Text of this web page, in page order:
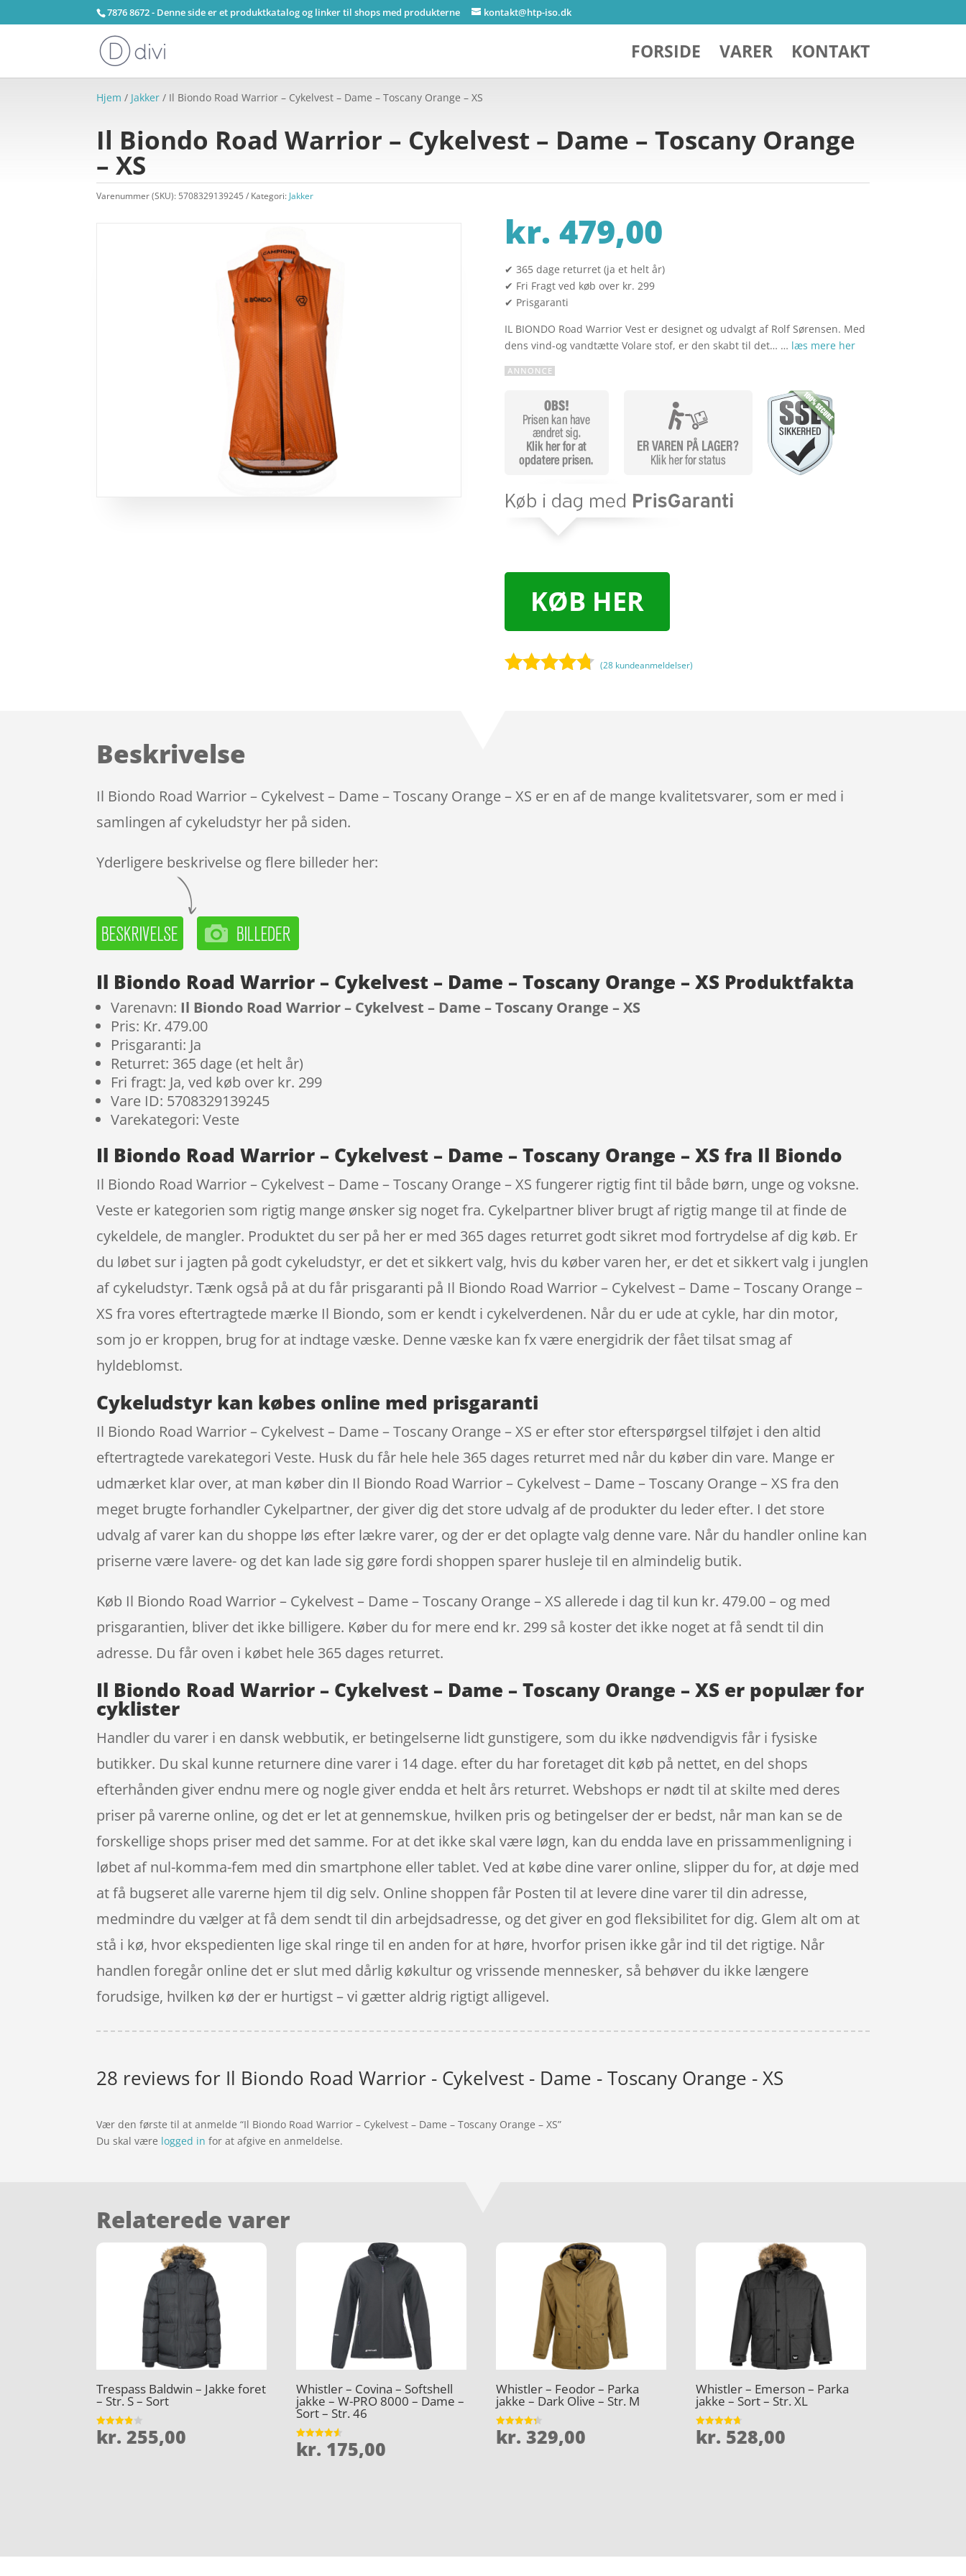
7876 8672 - Denne side er et produktkatalog og linker til shops med produkterne kontakt@htp-iso.dk
FORSIDE VARER KONTAKT
Hjem / Jakker / Il Biondo Road Warrior – Cykelvest – Dame – Toscany Orange – XS
Il Biondo Road Warrior – Cykelvest – Dame – Toscany Orange
– XS
Varenummer (SKU): 5708329139245 Kategori: Jakker
kr. 479,00
✔ 365 dage returret (ja et helt år)
✔ Fri Fragt ved køb over kr. 299
✔ Prisgaranti
IL BIONDO Road Warrior Vest er designet og udvalgt af Rolf Sørensen. Med
dens vind-og vandtætte Volare stof, er den skabt til det… … læs mere her
KØB HER
mmelser
(28 kundeanmeldelser)
Beskrivelse
Il Biondo Road Warrior – Cykelvest – Dame – Toscany Orange – XS er en af de mange kvalitetsvarer, som er med i
samlingen af cykeludstyr her på siden.
Yderligere beskrivelse og flere billeder her:
Il Biondo Road Warrior – Cykelvest – Dame – Toscany Orange – XS Produktfakta
Varenavn: Il Biondo Road Warrior – Cykelvest – Dame – Toscany Orange – XS
Pris: Kr. 479.00
Prisgaranti: Ja
Returret: 365 dage (et helt år)
Fri fragt: Ja, ved køb over kr. 299
Vare ID: 5708329139245
Varekategori: Veste
Il Biondo Road Warrior – Cykelvest – Dame – Toscany Orange – XS fra Il Biondo
Il Biondo Road Warrior – Cykelvest – Dame – Toscany Orange – XS fungerer rigtig fint til både børn, unge og voksne.
Veste er kategorien som rigtig mange ønsker sig noget fra. Cykelpartner bliver brugt af rigtig mange til at finde de
cykeldele, de mangler. Produktet du ser på her er med 365 dages returret godt sikret mod fortrydelse af dig køb. Er
du løbet sur i jagten på godt cykeludstyr, er det et sikkert valg, hvis du køber varen her, er det et sikkert valg i junglen
af cykeludstyr. Tænk også på at du får prisgaranti på Il Biondo Road Warrior – Cykelvest – Dame – Toscany Orange –
XS fra vores eftertragtede mærke Il Biondo, som er kendt i cykelverdenen. Når du er ude at cykle, har din motor,
som jo er kroppen, brug for at indtage væske. Denne væske kan fx være energidrik der fået tilsat smag af
hyldeblomst.
Cykeludstyr kan købes online med prisgaranti
Il Biondo Road Warrior – Cykelvest – Dame – Toscany Orange – XS er efter stor efterspørgsel tilføjet i den altid
eftertragtede varekategori Veste. Husk du får hele hele 365 dages returret med når du køber din vare. Mange er
udmærket klar over, at man køber din Il Biondo Road Warrior – Cykelvest – Dame – Toscany Orange – XS fra den
meget brugte forhandler Cykelpartner, der giver dig det store udvalg af de produkter du leder efter. I det store
udvalg af varer kan du shoppe løs efter lækre varer, og der er det oplagte valg denne vare. Når du handler online kan
priserne være lavere- og det kan lade sig gøre fordi shoppen sparer husleje til en almindelig butik.
Køb Il Biondo Road Warrior – Cykelvest – Dame – Toscany Orange – XS allerede i dag til kun kr. 479.00 – og med
prisgarantien, bliver det ikke billigere. Køber du for mere end kr. 299 så koster det ikke noget at få sendt til din
adresse. Du får oven i købet hele 365 dages returret.
Il Biondo Road Warrior – Cykelvest – Dame – Toscany Orange – XS er populær for
cyklister
Handler du varer i en dansk webbutik, er betingelserne lidt gunstigere, som du ikke nødvendigvis får i fysiske
butikker. Du skal kunne returnere dine varer i 14 dage. efter du har foretaget dit køb på nettet, en del shops
efterhånden giver endnu mere og nogle giver endda et helt års returret. Webshops er nødt til at skilte med deres
priser på varerne online, og det er let at gennemskue, hvilken pris og betingelser der er bedst, når man kan se de
forskellige shops priser med det samme. For at det ikke skal være løgn, kan du endda lave en prissammenligning i
løbet af nul-komma-fem med din smartphone eller tablet. Ved at købe dine varer online, slipper du for, at døje med
at få bugseret alle varerne hjem til dig selv. Online shoppen får Posten til at levere dine varer til din adresse,
medmindre du vælger at få dem sendt til din arbejdsadresse, og det giver en god fleksibilitet for dig. Glem alt om at
stå i kø, hvor ekspedienten lige skal ringe til en anden for at høre, hvorfor prisen ikke går ind til det rigtige. Når
handlen foregår online det er slut med dårlig køkultur og vrissende mennesker, så behøver du ikke længere
forudsige, hvilken kø der er hurtigst – vi gætter aldrig rigtigt alligevel.
28 reviews for Il Biondo Road Warrior - Cykelvest - Dame - Toscany Orange - XS
Vær den første til at anmelde “Il Biondo Road Warrior – Cykelvest – Dame – Toscany Orange – XS”
Du skal være logged in for at afgive en anmeldelse.
Relaterede varer
Trespass Baldwin – Jakke foret
– Str. S – Sort
Vurderet
3.8
kr. 255,00
Whistler – Covina – Softshell
jakke – W-PRO 8000 – Dame –
Sort – Str. 46
Vurderet
4.5
kr. 175,00
Whistler – Feodor – Parka
jakke – Dark Olive – Str. M
Vurderet
4.3
kr. 329,00
Whistler – Emerson – Parka
jakke – Sort – Str. XL
Vurderet
4.7
kr. 528,00